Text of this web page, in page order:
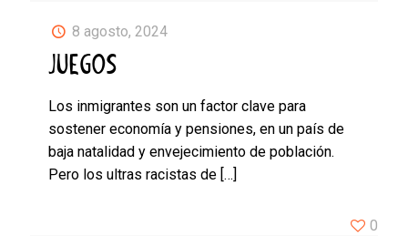
8 agosto, 2024
JUEGOS
Los inmigrantes son un factor clave para
sostener economía y pensiones, en un país de
baja natalidad y envejecimiento de población.
Pero los ultras racistas de […]
0